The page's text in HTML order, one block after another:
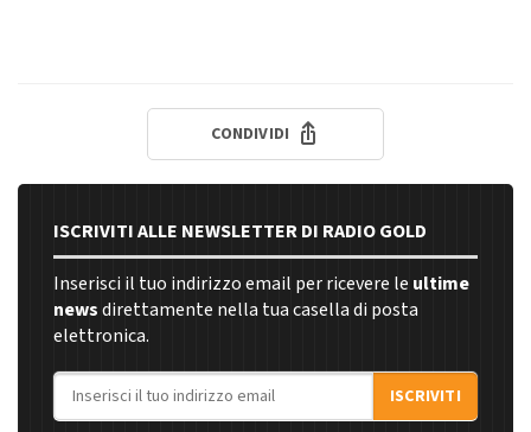
CONDIVIDI
ISCRIVITI ALLE NEWSLETTER DI RADIO GOLD
Inserisci il tuo indirizzo email per ricevere le ultime
newsdirettamente nella tua casella di posta
elettronica.
Indirizzo email
ISCRIVITI